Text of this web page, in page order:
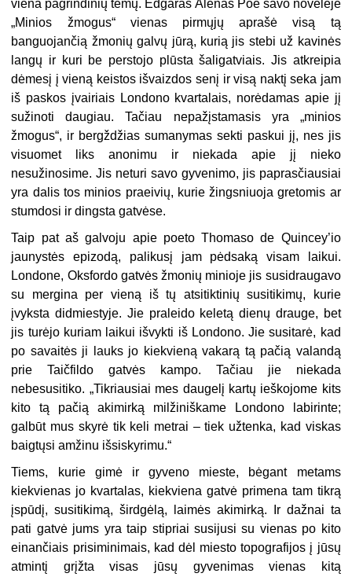
viena pagrindinių temų. Edgaras Alenas Poe savo novelėje
„Minios žmogus“ vienas pirmųjų aprašė visą tą
banguojančią žmonių galvų jūrą, kurią jis stebi už kavinės
langų ir kuri be perstojo plūsta šaligatviais. Jis atkreipia
dėmesį į vieną keistos išvaizdos senį ir visą naktį seka jam
iš paskos įvairiais Londono kvartalais, norėdamas apie jį
sužinoti daugiau. Tačiau nepažįstamasis yra „minios
žmogus“, ir bergždžias sumanymas sekti paskui jį, nes jis
visuomet liks anonimu ir niekada apie jį nieko
nesužinosime. Jis neturi savo gyvenimo, jis paprasčiausiai
yra dalis tos minios praeivių, kurie žingsniuoja gretomis ar
stumdosi ir dingsta gatvėse.
Taip pat aš galvoju apie poeto Thomaso de Quincey’io
jaunystės epizodą, palikusį jam pėdsaką visam laikui.
Londone, Oksfordo gatvės žmonių minioje jis susidraugavo
su mergina per vieną iš tų atsitiktinių susitikimų, kurie
įvyksta didmiestyje. Jie praleido keletą dienų drauge, bet
jis turėjo kuriam laikui išvykti iš Londono. Jie susitarė, kad
po savaitės ji lauks jo kiekvieną vakarą tą pačią valandą
prie Taičfildo gatvės kampo. Tačiau jie niekada
nebesusitiko. „Tikriausiai mes daugelį kartų ieškojome kits
kito tą pačią akimirką milžiniškame Londono labirinte;
galbūt mus skyrė tik keli metrai – tiek užtenka, kad viskas
baigtųsi amžinu išsiskyrimu.“
Tiems, kurie gimė ir gyveno mieste, bėgant metams
kiekvienas jo kvartalas, kiekviena gatvė primena tam tikrą
įspūdį, susitikimą, širdgėlą, laimės akimirką. Ir dažnai ta
pati gatvė jums yra taip stipriai susijusi su vienas po kito
einančiais prisiminimais, kad dėl miesto topografijos į jūsų
atmintį grįžta visas jūsų gyvenimas vienas kitą